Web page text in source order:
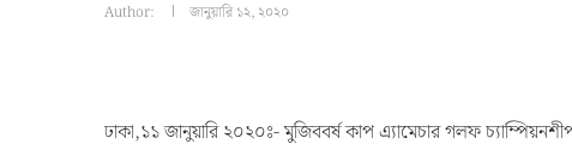
Author: জানুয়ারি ১২, ২০২০
ঢাকা,১১ জানুয়ারি ২০২০ঃ- মুজিববর্ষ কাপ এ্যামেচার গলফ